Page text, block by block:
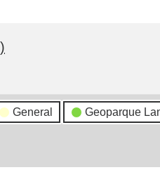
General Geoparque